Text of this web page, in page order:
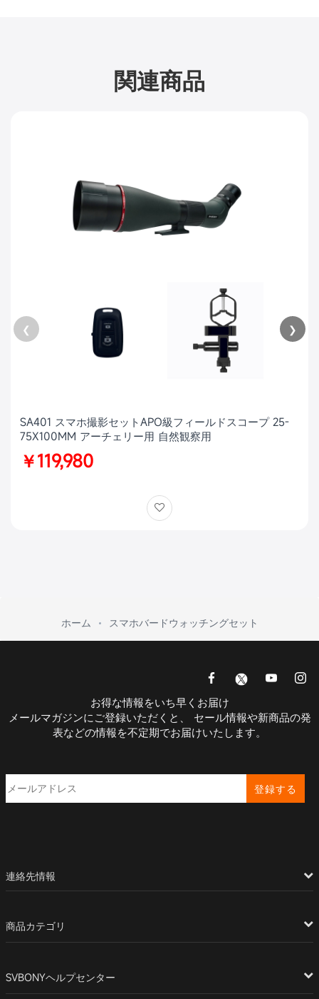
関連商品
❮
SA401 スマホ撮影セットAPO級フィールドスコープ 25-
75X100MM アーチェリー用 自然観察用
￥119,980
❯
ホーム スマホバードウォッチングセット
お得な情報をいち早くお届け
メールマガジンにご登録いただくと、 セール情報や新商品の発
表などの情報を不定期でお届けいたします。
登録する
連絡先情報
商品カテゴリ
SVBONYヘルプセンター